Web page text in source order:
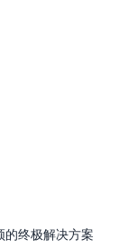
的终极解决方案